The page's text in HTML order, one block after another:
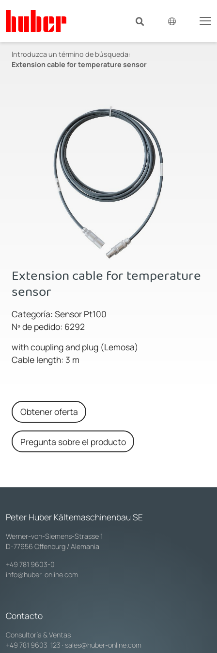
Introduzca un término de búsqueda:
Extension cable for temperature sensor
Extension cable for temperature
sensor
Categoría: Sensor Pt100
Nº de pedido: 6292
with coupling and plug (Lemosa)
Cable length: 3 m
Obtener oferta
Pregunta sobre el producto
Peter Huber Kältemaschinenbau SE
Werner-von-Siemens-Strasse 1
D-77656 Offenburg / Alemania
+49 781 9603-0
info@huber-online.com
Contacto
Consultoría & Ventas
+49 781 9603-123 · sales@huber-online.com